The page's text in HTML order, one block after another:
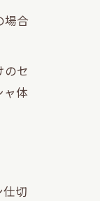
場合
のセ
ャ体
切